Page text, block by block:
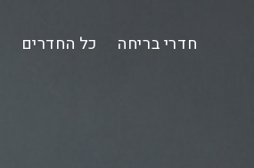
חדרי בריחה כל החדרים